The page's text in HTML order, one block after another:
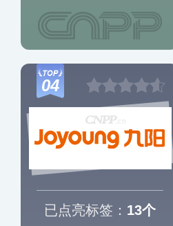
04
已点亮标签： 13个